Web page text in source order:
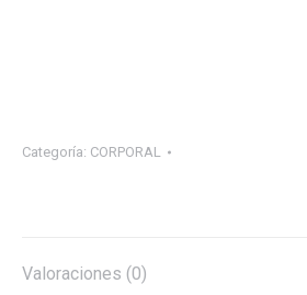
Categoría: CORPORAL
Valoraciones (0)